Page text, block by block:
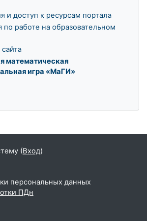
и доступ к ресурсам портала
по работе на образовательном
математическая
игра «МаГИ»
блоки
(Вход)
персональных данных
ПДн